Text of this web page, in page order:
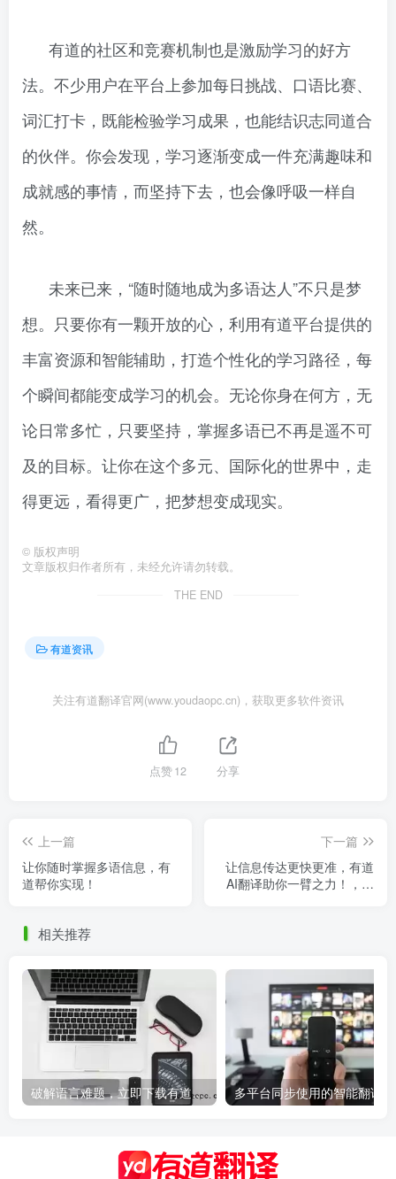
有道的社区和竞赛机制也是激励学习的好方
法。不少用户在平台上参加每日挑战、口语比赛、
词汇打卡，既能检验学习成果，也能结识志同道合
的伙伴。你会发现，学习逐渐变成一件充满趣味和
成就感的事情，而坚持下去，也会像呼吸一样自
然。
未来已来，“随时随地成为多语达人”不只是梦
想。只要你有一颗开放的心，利用有道平台提供的
丰富资源和智能辅助，打造个性化的学习路径，每
个瞬间都能变成学习的机会。无论你身在何方，无
论日常多忙，只要坚持，掌握多语已不再是遥不可
及的目标。让你在这个多元、国际化的世界中，走
得更远，看得更广，把梦想变成现实。
© 版权声明
文章版权归作者所有，未经允许请勿转载。
THE END
有道资讯
关注有道翻译官网(www.youdaopc.cn)，获取更多软件资讯
点赞12 分享
上一篇
让你随时掌握多语信息，有
道帮你实现！
下一篇
让信息传达更快更准，有道
AI翻译助你一臂之力！，有
相关推荐
破解语言难题，立即下载有道翻译，有道翻译软件